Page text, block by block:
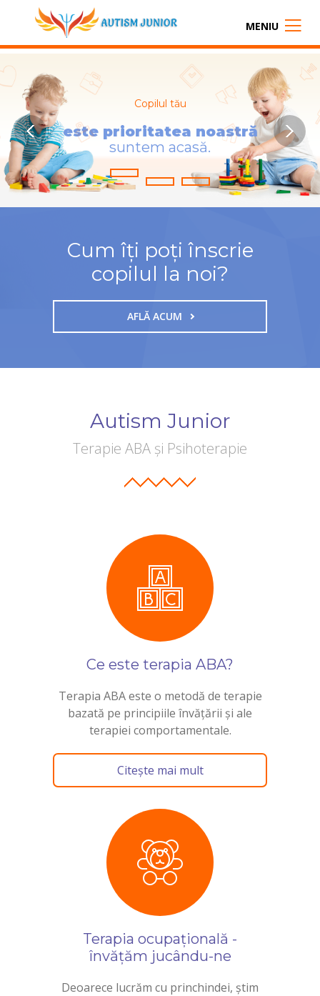
MENIU
Copilul tău
este prioritatea noastră
suntem acasă.
Cum îți poți înscrie
copilul la noi?
AFLĂ ACUM
Autism Junior
Terapie ABA și Psihoterapie
Ce este terapia ABA?
Terapia ABA este o metodă de terapie
bazată pe principiile învățării și ale
terapiei comportamentale.
Citește mai mult
Terapia ocupațională -
învățăm jucându-ne
Deoarece lucrăm cu princhindei, știm